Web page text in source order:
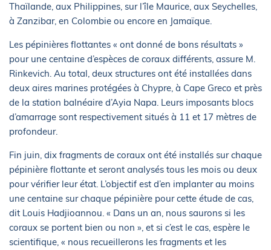
Thaïlande, aux Philippines, sur l’île Maurice, aux Seychelles,
à Zanzibar, en Colombie ou encore en Jamaïque.
Les pépinières flottantes « ont donné de bons résultats »
pour une centaine d’espèces de coraux différents, assure M.
Rinkevich. Au total, deux structures ont été installées dans
deux aires marines protégées à Chypre, à Cape Greco et près
de la station balnéaire d’Ayia Napa. Leurs imposants blocs
d’amarrage sont respectivement situés à 11 et 17 mètres de
profondeur.
Fin juin, dix fragments de coraux ont été installés sur chaque
pépinière flottante et seront analysés tous les mois ou deux
pour vérifier leur état. L’objectif est d’en implanter au moins
une centaine sur chaque pépinière pour cette étude de cas,
dit Louis Hadjioannou. « Dans un an, nous saurons si les
coraux se portent bien ou non », et si c’est le cas, espère le
scientifique, « nous recueillerons les fragments et les